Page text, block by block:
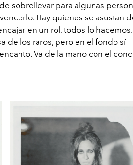
sobrellevar para algunas
Hay quienes se asustan
en un rol, todos lo
de los raros, pero en el fondo sí
Va de la mano con el